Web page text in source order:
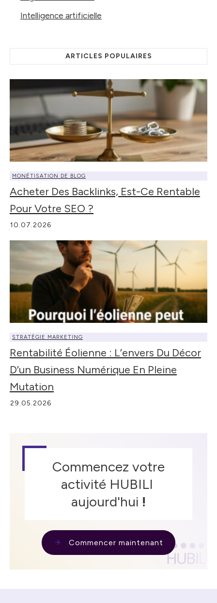
Intelligence artificielle
ARTICLES POPULAIRES
MONÉTISATION DE BLOG
Acheter Des Backlinks, Est-Ce Rentable
Pour Votre SEO ?
10.07.2026
STRATÉGIE MARKETING
Rentabilité Éolienne : L’envers Du Décor
D’un Business Numérique En Pleine
Mutation
29.05.2026
Commencez votre
activité HUBILI
aujourd'hui !
Commencer maintenant